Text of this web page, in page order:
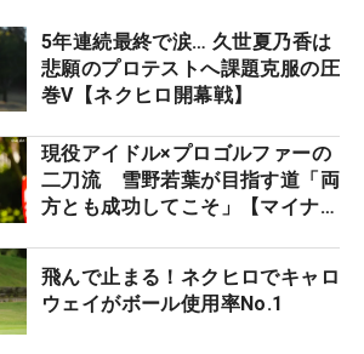
5年連続最終で涙… 久世夏乃香は
悲願のプロテストへ課題克服の圧
巻V【ネクヒロ開幕戦】
現役アイドル×プロゴルファーの
二刀流 雪野若葉が目指す道「両
方とも成功してこそ」【マイナビ
飛んで止まる！ネクヒロでキャロ
ウェイがボール使用率No.1